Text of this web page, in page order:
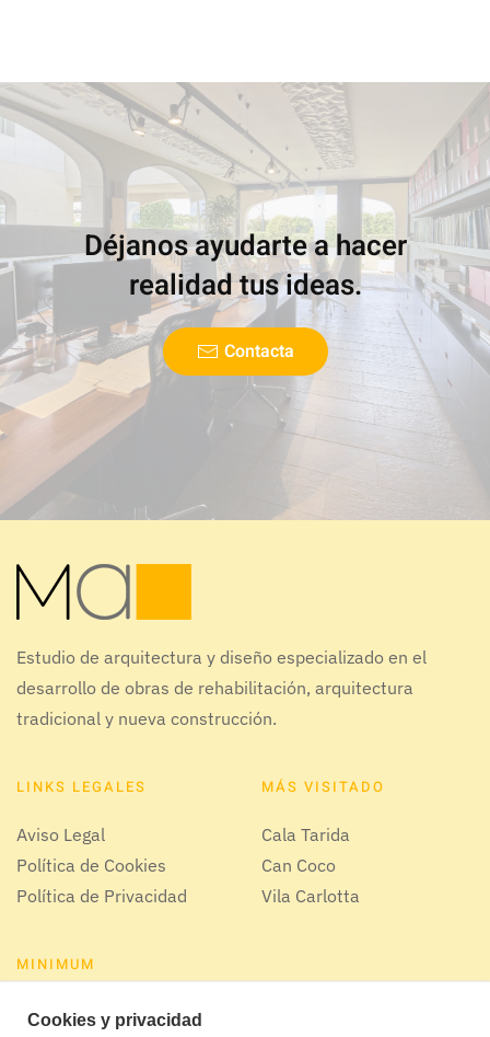
Déjanos ayudarte a hacer
realidad tus ideas.
Contacta
Estudio de arquitectura y diseño especializado en el
desarrollo de obras de rehabilitación, arquitectura
tradicional y nueva construcción.
LINKS LEGALES
Aviso Legal
Política de Cookies
Política de Privacidad
MÁS VISITADO
Cala Tarida
Can Coco
Vila Carlotta
MINIMUM
Nuestro estudio
Cookies y privacidad